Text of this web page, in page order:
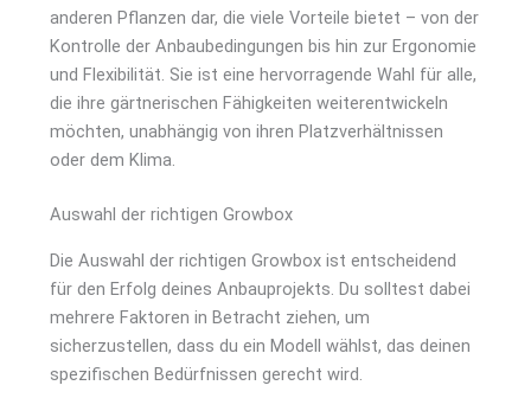
anderen Pflanzen dar, die viele Vorteile bietet – von der
Kontrolle der Anbaubedingungen bis hin zur Ergonomie
und Flexibilität. Sie ist eine hervorragende Wahl für alle,
die ihre gärtnerischen Fähigkeiten weiterentwickeln
möchten, unabhängig von ihren Platzverhältnissen
oder dem Klima.
Auswahl der richtigen Growbox
Die Auswahl der richtigen Growbox ist entscheidend
für den Erfolg deines Anbauprojekts. Du solltest dabei
mehrere Faktoren in Betracht ziehen, um
sicherzustellen, dass du ein Modell wählst, das deinen
spezifischen Bedürfnissen gerecht wird.